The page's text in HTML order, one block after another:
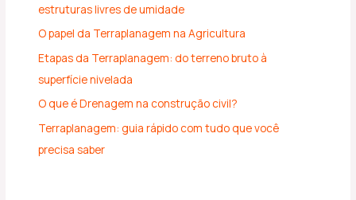
estruturas livres de umidade
O papel da Terraplanagem na Agricultura
Etapas da Terraplanagem: do terreno bruto à
superfície nivelada
O que é Drenagem na construção civil?
Terraplanagem: guia rápido com tudo que você
precisa saber